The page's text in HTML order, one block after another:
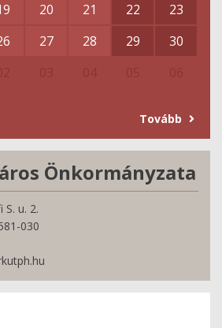
20 21 22
23
27 28 29
30
Tovább
Önkormányzata
u. 2.
030